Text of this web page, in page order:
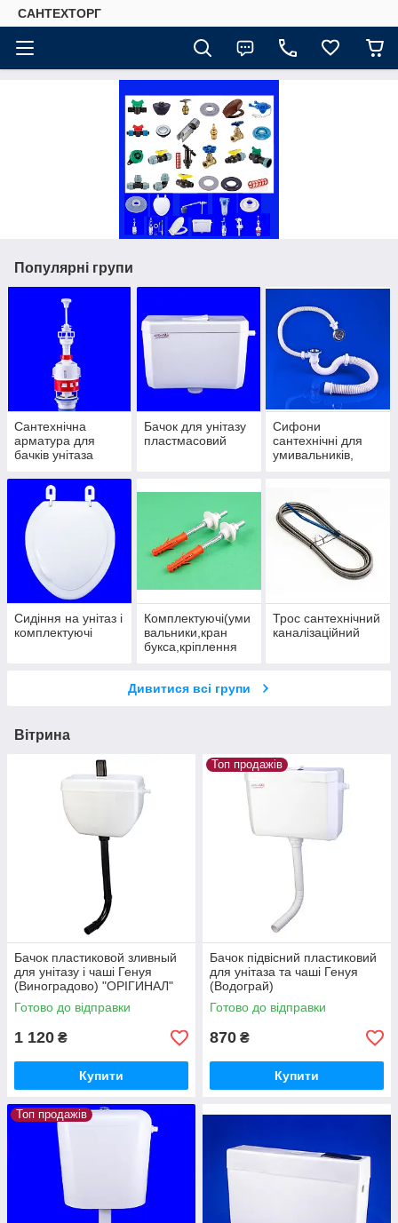
САНТЕХТОРГ
Популярні групи
Сантехнічна
арматура для
бачків унітаза
Бачок для унітазу
пластмасовий
Сифони
сантехнічні для
умивальників,
Сидіння на унітаз і
комплектуючі
Комплектуючі(уми
вальники,кран
букса,кріплення
труби,кронштейн
Трос сантехнічний
каналізаційний
Дивитися всі групи
Вітрина
Бачок пластиковой зливный
для унітазу і чаші Генуя
(Виноградово) "ОРІГИНАЛ"
Готово до відправки
1 120 ₴
Купити
Топ продажів
Бачок підвісний пластиковий
для унітаза та чаші Генуя
(Водограй)
Готово до відправки
870 ₴
Купити
Топ продажів